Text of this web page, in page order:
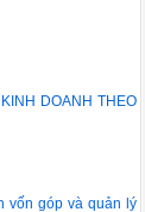
DOANH THEO
vốn góp và quản lý